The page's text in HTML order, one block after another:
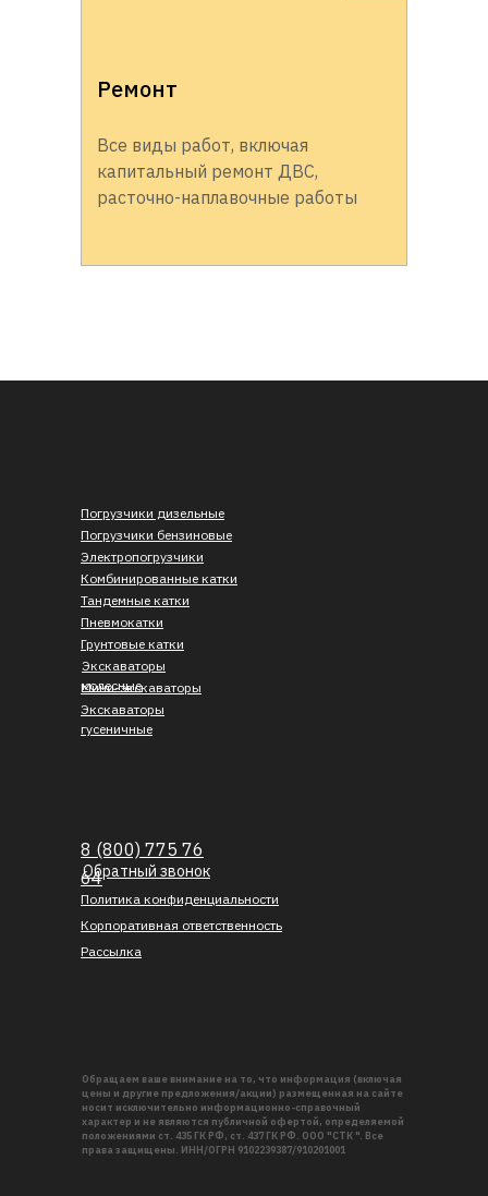
Ремонт
Все виды работ, включая
капитальный ремонт ДВС,
расточно-наплавочные работы
Обращаем ваше внимание на то, что информация (включая
цены и другие предложения/акции) размещенная на сайте
носит исключительно информационно-справочный
характер и не являются публичной офертой, определяемой
положениями ст. 435 ГК РФ, ст. 437 ГК РФ. ООО "СТК ". Все
права защищены. ИНН/ОГРН 9102239387/910201001
Погрузчики дизельные
Погрузчики бензиновые
Электропогрузчики
Экскаваторы
колесные
Обратный звонок
Экскаваторы
гусеничные
Мини-экскаваторы
Комбинированные катки
Грунтовые катки
Тандемные катки
Пневмокатки
Корпоративная ответственность
Рассылка
8 (800) 775 76
64
Политика конфиденциальности